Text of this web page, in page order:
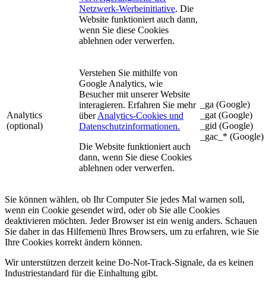
Netzwerk-Werbeinitiative. Die
Website funktioniert auch dann,
wenn Sie diese Cookies
ablehnen oder verwerfen.
Analytics
(optional)
Verstehen Sie mithilfe von
Google Analytics, wie
Besucher mit unserer Website
interagieren. Erfahren Sie mehr
überAnalytics-Cookies und
Datenschutzinformationen.
Die Website funktioniert auch
dann, wenn Sie diese Cookies
ablehnen oder verwerfen.
_ga (Google)
_gat (Google)
_gid (Google)
_gac_* (Google)
Sie können wählen, ob Ihr Computer Sie jedes Mal warnen soll,
wenn ein Cookie gesendet wird, oder ob Sie alle Cookies
deaktivieren möchten. Jeder Browser ist ein wenig anders. Schauen
Sie daher in das Hilfemenü Ihres Browsers, um zu erfahren, wie Sie
Ihre Cookies korrekt ändern können.
Wir unterstützen derzeit keine Do-Not-Track-Signale, da es keinen
Industriestandard für die Einhaltung gibt.